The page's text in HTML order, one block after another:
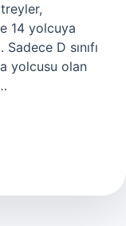
14 yolcuya
D sınıfı
yolcusu olan